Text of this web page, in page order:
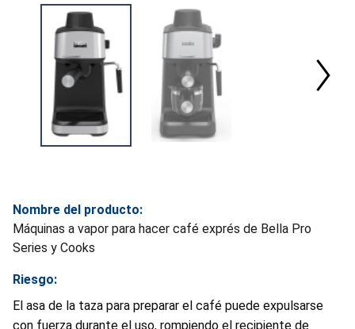
Nombre del producto:
Máquinas a vapor para hacer café exprés de Bella Pro
Series y Cooks
Riesgo:
El asa de la taza para preparar el café puede expulsarse
con fuerza durante el uso, rompiendo el recipiente de